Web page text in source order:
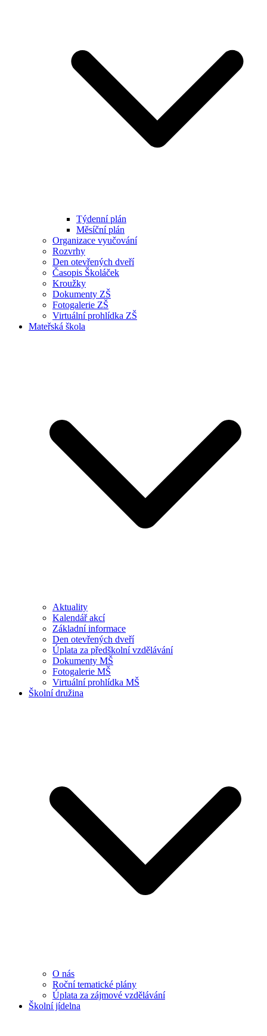
Týdenní plán
Měsíční plán
Organizace vyučování
Rozvrhy
Den otevřených dveří
Časopis Školáček
Kroužky
Dokumenty ZŠ
Fotogalerie ZŠ
Virtuální prohlídka ZŠ
Mateřská škola
Aktuality
Kalendář akcí
Základní informace
Den otevřených dveří
Úplata za předškolní vzdělávání
Dokumenty MŠ
Fotogalerie MŠ
Virtuální prohlídka MŠ
Školní družina
O nás
Roční tematické plány
Úplata za zájmové vzdělávání
Školní jídelna